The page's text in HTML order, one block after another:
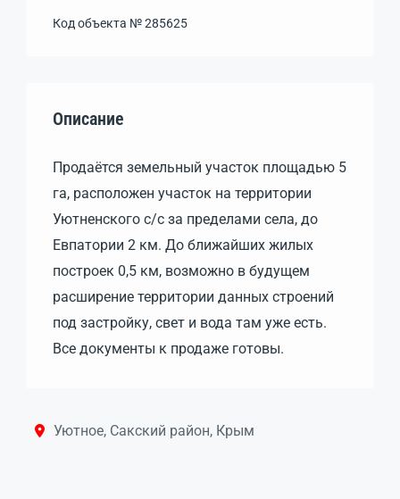
Код объекта №285625
Описание
Продаётся земельный участок площадью 5
га, расположен участок на территории
Уютненского с/с за пределами села, до
Евпатории 2 км. До ближайших жилых
построек 0,5 км, возможно в будущем
расширение территории данных строений
под застройку, свет и вода там уже есть.
Все документы к продаже готовы.
Уютное, Сакский район, Крым